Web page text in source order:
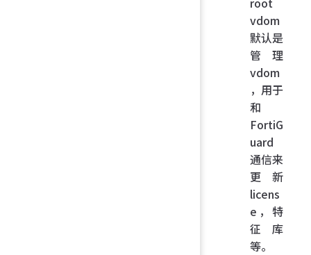
vdom
默认是
管理
vdom
，用于
和
FortiG
uard
通信来
更新
licens
e，特
征库
等。